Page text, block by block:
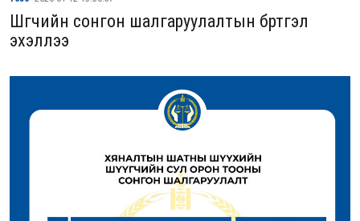
Шүүгчийн сонгон шалгаруулалтын бүртгэл
эхэллээ